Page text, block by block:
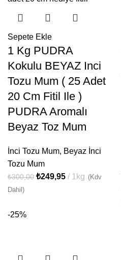
Sepete Ekle
1 Kg PUDRA
Kokulu BEYAZ Inci
Tozu Mum ( 25 Adet
20 Cm Fitil Ile )
PUDRA Aromalı
Beyaz Toz Mum
İnci Tozu Mum, Beyaz İnci
Tozu Mum
₺300,00 ₺249,95 1kg (Kdv
Dahil)
-25%